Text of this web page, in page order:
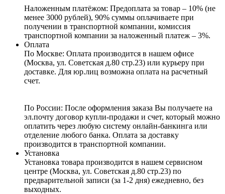
Наложенным платёжом: Предоплата за товар – 10% (не
менее 3000 рублей), 90% суммы оплачиваете при
получении в транспортной компании, комиссия
транспортной компании за наложенный платеж – 3%.
Оплата
По Москве: Оплата производится в нашем офисе
(Москва, ул. Советская д.80 стр.23) или курьеру при
доставке. Для юр.лиц возможна оплата на расчетный
счет.
По России: После оформления заказа Вы получаете на
эл.почту договор купли-продажи и счет, который можно
оплатить через любую систему онлайн-банкинга или
отделение любого банка. Оплата за доставку
производится в транспортной компании.
Установка
Установка товара производится в нашем сервисном
центре (Москва, ул. Советская д.80 стр.23) по
предварительной записи (за 1-2 дня) ежедневно, без
выходных.